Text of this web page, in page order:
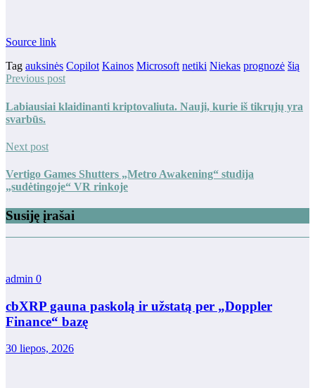
Source link
Tag auksinės Copilot Kainos Microsoft netiki Niekas prognozė šią
Previous post
Labiausiai klaidinanti kriptovaliuta. Nauji, kurie iš tikrųjų yra
svarbūs.
Next post
Vertigo Games Shutters „Metro Awakening“ studija
„sudėtingoje“ VR rinkoje
Susiję įrašai
admin 0
cbXRP gauna paskolą ir užstatą per „Doppler
Finance“ bazę
30 liepos, 2026